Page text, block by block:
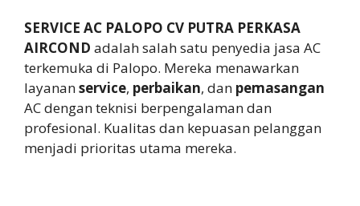
SERVICE AC PALOPO CV PUTRA PERKASA
AIRCOND adalah salah satu penyedia jasa AC
terkemuka di Palopo. Mereka menawarkan
layananservice, perbaikan, dan pemasangan
AC dengan teknisi berpengalaman dan
profesional. Kualitas dan kepuasan pelanggan
menjadi prioritas utama mereka.